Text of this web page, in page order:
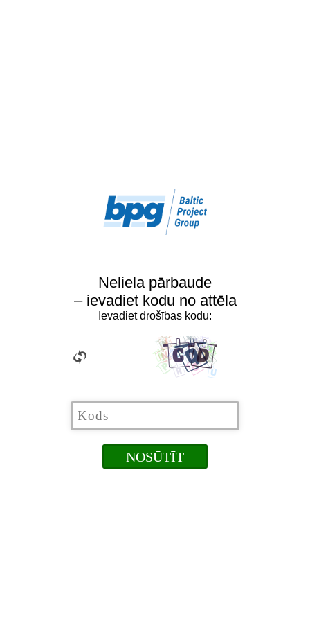
Neliela pārbaude
– ievadiet kodu no attēla
Ievadiet drošības kodu: